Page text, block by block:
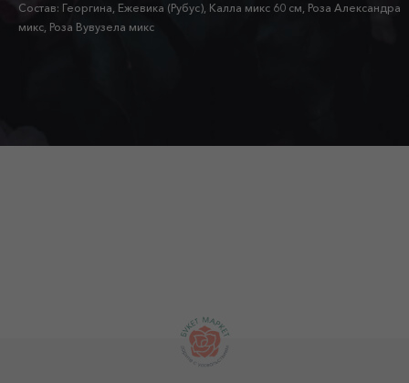
Состав: Георгина, Ежевика (Рубус), Калла микс 60 см, Роза Александра
микс, Роза Вувузела микс